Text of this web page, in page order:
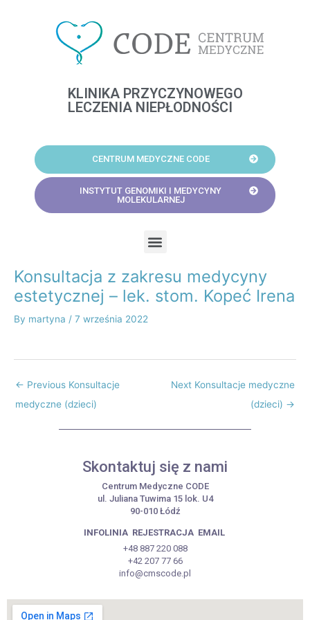
KLINIKA PRZYCZYNOWEGO
LECZENIA NIEPŁODNOŚCI
CENTRUM MEDYCZNE CODE
INSTYTUT GENOMIKI I MEDYCYNY
MOLEKULARNEJ
Konsultacja z zakresu medycyny
estetycznej – lek. stom. Kopeć Irena
By martyna / 7 września 2022
Post
navigation
← Previous Konsultacje
medyczne (dzieci)
Next Konsultacje medyczne
(dzieci) →
Skontaktuj się z nami
Centrum Medyczne CODE
ul. Juliana Tuwima 15 lok. U4
90-010 Łódź
INFOLINIA REJESTRACJA EMAIL
+48 887 220 088
+42 207 77 66
info@cmscode.pl